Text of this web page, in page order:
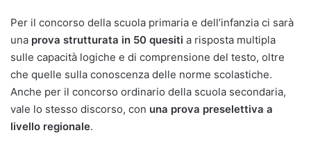
Per il concorso della scuola primaria e dell’infanzia ci sarà
una prova strutturata in 50 quesiti a risposta multipla
sulle capacità logiche e di comprensione del testo, oltre
che quelle sulla conoscenza delle norme scolastiche.
Anche per il concorso ordinario della scuola secondaria,
vale lo stesso discorso, con una prova preselettiva a
livello regionale.